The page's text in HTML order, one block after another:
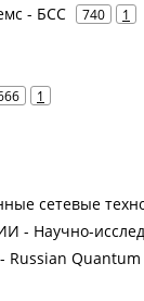
- БСС 740 1
1
сетевые
- Научно-
Russian